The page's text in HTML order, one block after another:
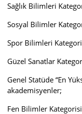
Sağlık Bilimleri
Sosyal Bilimler
Spor Bilimleri
Güzel Sanatlar
Genel Statüde “En
akademisyenler;
Fen Bilimler